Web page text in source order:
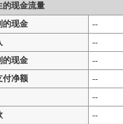
的现金流量
的现金
--
--
的现金
--
付净额
--
--
--